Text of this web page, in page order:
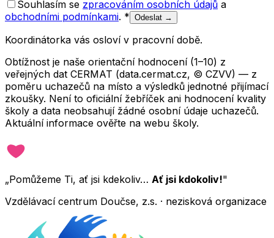
Souhlasím se zpracováním osobních údajů a
obchodními podmínkami. * Odeslat →
Koordinátorka vás osloví v pracovní době.
Obtížnost je naše orientační hodnocení (1–10) z
veřejných dat CERMAT (data.cermat.cz, © CZVV) — z
poměru uchazečů na místo a výsledků jednotné přijímací
zkoušky. Není to oficiální žebříček ani hodnocení kvality
školy a data neobsahují žádné osobní údaje uchazečů.
Aktuální informace ověřte na webu školy.
„Pomůžeme Ti, ať jsi kdekoliv… Ať jsi kdokoliv!"
Vzdělávací centrum Doučse, z.s. · nezisková organizace